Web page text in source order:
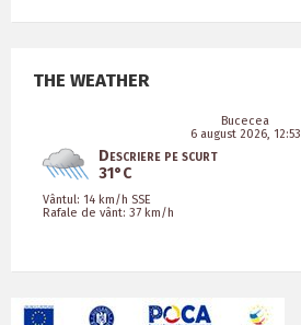
THE WEATHER
Bucecea
6 august 2026, 12:53
Descriere pe scurt
31°C
Vântul: 14 km/h SSE
Rafale de vânt: 37 km/h